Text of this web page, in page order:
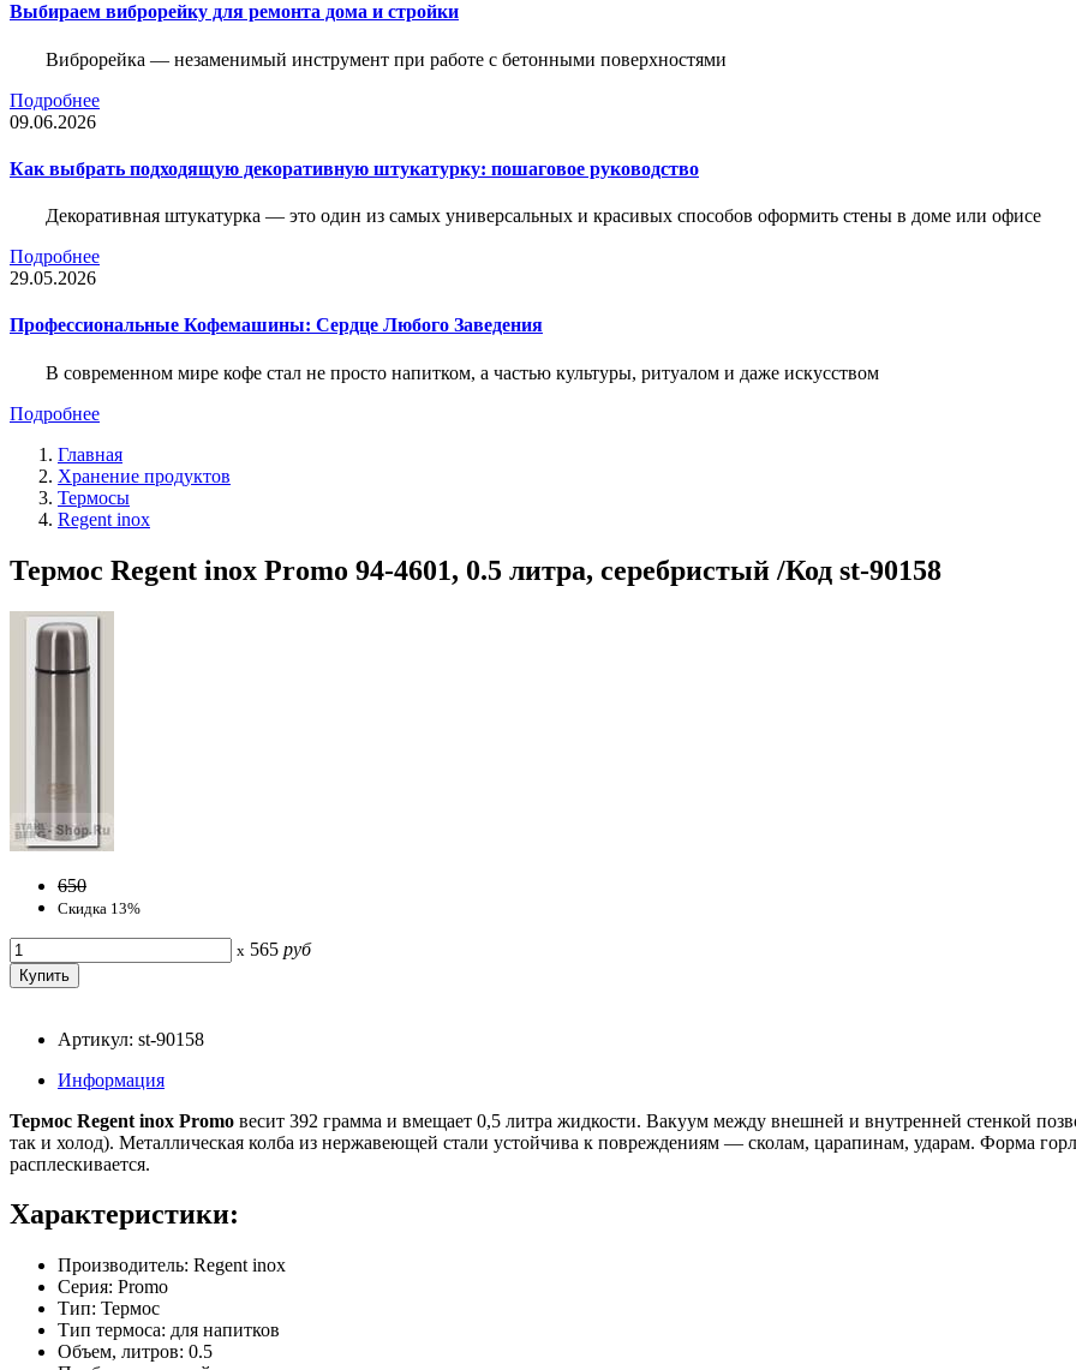
Выбираем виброрейку для ремонта дома и стройки
Виброрейка — незаменимый инструмент при работе с бетонными поверхностями
Подробнее
09.06.2026
Как выбрать подходящую декоративную штукатурку: пошаговое руководство
Декоративная штукатурка — это один из самых универсальных и красивых способов оформить стены в доме или офисе
Подробнее
29.05.2026
Профессиональные Кофемашины: Сердце Любого Заведения
В современном мире кофе стал не просто напитком, а частью культуры, ритуалом и даже искусством
Подробнее
Главная
Хранение продуктов
Термосы
Regent inox
Термос Regent inox Promo 94-4601, 0.5 литра, серебристый /Код st-90158
650
Скидка 13%
x 565 руб
Артикул: st-90158
Информация
Термос Regent inox Promo весит 392 грамма и вмещает 0,5 литра жидкости. Вакуум между внешней и внутренней стенкой
так и холод). Металлическая колба из нержавеющей стали устойчива к повреждениям — сколам, царапинам, ударам. Форма
расплескивается.
Характеристики:
Производитель: Regent inox
Серия: Promo
Тип: Термос
Тип термоса: для напитков
Объем, литров: 0.5